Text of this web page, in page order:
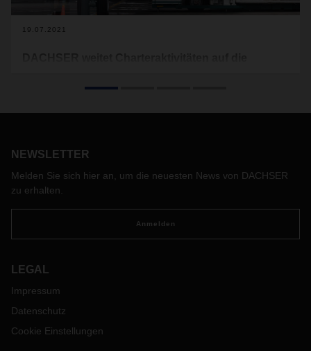
19.07.2021
Flüge von Hongkong über Kanada nach Mexiko organisiert.
werden.
NEWSLETTER
Melden Sie sich hier an, um die neuesten News von DACHSER
zu erhalten.
Anmelden
LEGAL
Impressum
Datenschutz
Cookie Einstellungen